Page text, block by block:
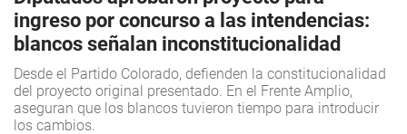
ingreso por concurso a las intendencias:
blancos señalan inconstitucionalidad
Desde el Partido Colorado, defienden la constitucionalidad
del proyecto original presentado. En el Frente Amplio,
aseguran que los blancos tuvieron tiempo para introducir
los cambios.